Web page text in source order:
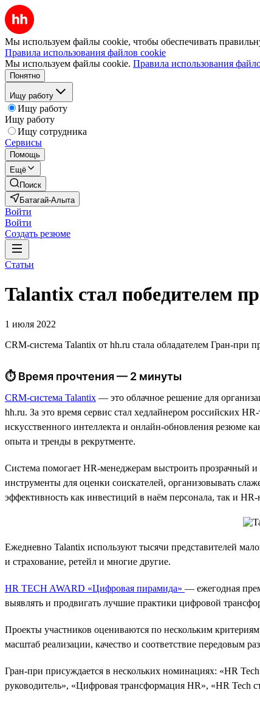
Мы используем файлы cookie, чтобы обеспечивать
Правила использования файлов cookie
Мы используем файлы cookie. Правила использования
Понятно
Ищу работу
Ищу работу
Ищу работу
Ищу сотрудника
Сервисы
Помощь
Ещё
Поиск
Батагай-Алыта
Войти
Войти
Создать резюме
Статьи
Talantix cтал победителем
1 июля 2022
CRM-система Talantix от hh.ru стала обладателем Гран-
⏱ Время прочтения — 2 минуты
CRM-система Talantix — это облачное решение для
hh.ru. За это время сервис стал хедлайнером российских
искусственного интеллекта и онлайн-обновления резюме
опыта и тренды в рекрутменте.
Система помогает HR-менеджерам выстроить прозрачный
инструменты для оценки соискателей, организовывать
эффективность как инвестиций в наём персонала, так и
Ежедневно Talantix используют тысячи представителей
и страхование, ретейл и многие другие.
HR TECH AWARD «Цифровая пирамида» — ежегодная
выявлять и продвигать лучшие практики цифровой
Проекты участников оцениваются по нескольким
масштаб реализации, качество и соответствие передовым
Гран-при присуждается в нескольких номинациях: «HR
руководитель», «Цифровая трансформация HR», «HR Tech